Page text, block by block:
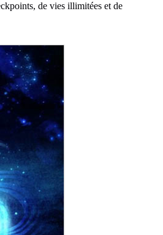
de vies illimitées et de